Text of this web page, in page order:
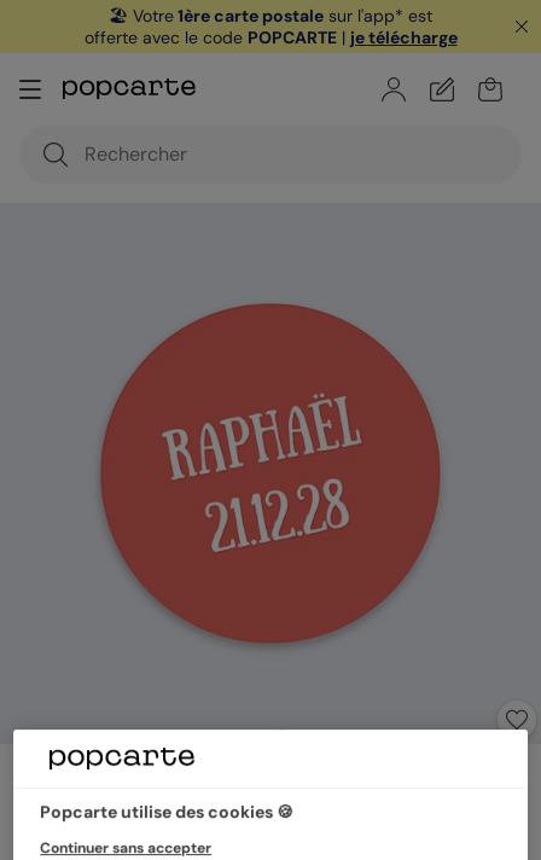
🏖️ Votre1ère carte postale sur l'app* est
offerte avec le code POPCARTE| je télécharge
Sticker naissance
Confettis
Popcarte utilise des cookies 🍪
Continuer sans accepter